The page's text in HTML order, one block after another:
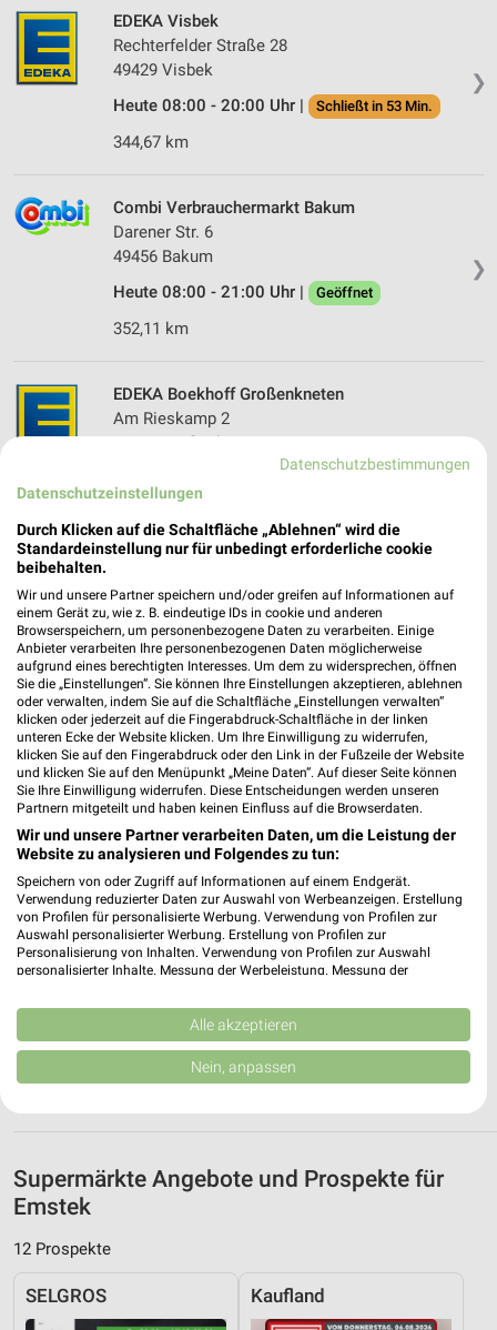
❯
EDEKA Visbek
Rechterfelder Straße 28
49429 Visbek
Heute 08:00 - 20:00 Uhr |
Schließt in 53 Min.
344,67 km
❯
Combi Verbrauchermarkt Bakum
Darener Str. 6
49456 Bakum
Heute 08:00 - 21:00 Uhr |
Geöffnet
352,11 km
❯
EDEKA Boekhoff Großenkneten
Am Rieskamp 2
26197 Großenkneten
Falkenweg 6
49377 Vechta
Heute 07:00 - 22:00 Uhr |
Geöffnet
346,65 km • Angebote: 2 Prospekte
Combi Verbrauchermarkt Vechta, Oldenburger
Straße
Oldenburger Straße 28
49377 Vechta
Heute 08:00 - 20:00 Uhr | Schließt in 53 Min.
346,06 km
❯
EDEKA Runnebom Vechta
49377 Vechta
Heute 08:00 - 20:00 Uhr |
Supermärkte Angebote und Prospekte für
Emstek
12 Prospekte
SELGROS Kaufland
Datenschutzbestimmungen
Datenschutzeinstellungen
Durch Klicken auf die Schaltfläche „Ablehnen“ wird die
Standardeinstellung nur für unbedingt erforderliche cookie
beibehalten.
Wir und unsere Partner speichern und/oder greifen auf Informationen auf
einem Gerät zu, wie z. B. eindeutige IDs in cookie und anderen
Browserspeichern, um personenbezogene Daten zu verarbeiten. Einige
Anbieter verarbeiten Ihre personenbezogenen Daten möglicherweise
aufgrund eines berechtigten Interesses. Um dem zu widersprechen, öffnen
Sie die „Einstellungen“. Sie können Ihre Einstellungen akzeptieren, ablehnen
oder verwalten, indem Sie auf die Schaltfläche „Einstellungen verwalten“
klicken oder jederzeit auf die Fingerabdruck-Schaltfläche in der linken
unteren Ecke der Website klicken. Um Ihre Einwilligung zu widerrufen,
klicken Sie auf den Fingerabdruck oder den Link in der Fußzeile der Website
und klicken Sie auf den Menüpunkt „Meine Daten“. Auf dieser Seite können
Sie Ihre Einwilligung widerrufen. Diese Entscheidungen werden unseren
Partnern mitgeteilt und haben keinen Einfluss auf die Browserdaten.
Wir und unsere Partner verarbeiten Daten, um die Leistung der
Website zu analysieren und Folgendes zu tun:
Speichern von oder Zugriff auf Informationen auf einem Endgerät.
Verwendung reduzierter Daten zur Auswahl von Werbeanzeigen. Erstellung
von Profilen für personalisierte Werbung. Verwendung von Profilen zur
Auswahl personalisierter Werbung. Erstellung von Profilen zur
Personalisierung von Inhalten. Verwendung von Profilen zur Auswahl
personalisierter Inhalte. Messung der Werbeleistung. Messung der
Kombinationen von Daten aus verschiedenen Quellen. Entwicklung und
Verbesserung der Angebote. Verwendung reduzierter Daten zur Auswahl
von Inhalten.
Daten können außerhalb der Europäischen Union weitergegeben und in die
Website/App.
Wir nutzen Ihre Daten für folgende Zwecke:
IAB-Verarbeitungszwecke:
Speichern von oder Zugriff auf Informationen
auf einem Endgerät
Verwendung reduzierter Daten zur Auswahl von
Werbeanzeigen
Alle akzeptieren
Nein, anpassen